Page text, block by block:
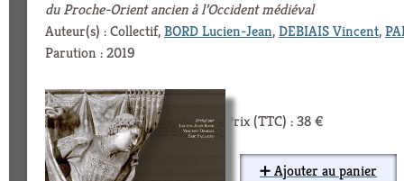
du Proche-Orient ancien à l’Occident médiéval
Auteur(s) : Collectif,BORD Lucien-Jean,DEBIAIS Vincent,
Parution : 2019
Prix (TTC) : 38 €
➕ Ajouter au panier